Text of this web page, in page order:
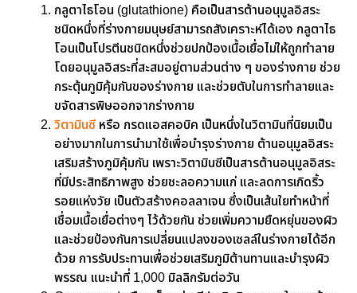
กลูตาไธโอน (glutathione) คือเป็นสารต้านอนุมูลอิสระ
ชนิดหนึ่งที่ร่างกายมนุษย์สามารถสังเคราะห์ได้เอง กลูตาไธ
โอนเป็นโปรตีนชนิดหนึ่งช่วยปกป้องเนื้อเยื่อไม่ให้ถูกทำลาย
โดยอนุมูลอิสระที่สะสมอยู่ตามส่วนต่าง ๆ ของร่างกาย ช่วย
กระตุ้นภูมิคุ้มกันของร่างกาย และช่วยตับในการทำลายและ
ขจัดสารพิษออกจากร่างกาย
วิตามินซี หรือ กรดแอสคอบิค เป็นหนึ่งในวิตามินที่นิยมเป็น
อย่างมากในการนำมาใช้เพื่อบำรุงร่างกาย ต้านอนุมูลอิสระ
เสริมสร้างภูมิคุ้มกัน เพราะวิตามินซีเป็นสารต้านอนุมูลอิสระ
ที่มีประสิทธิภาพสูง ช่วยชะลอความแก่ และลดการเกิดริ้ว
รอยแห่งวัย เป็นตัวสร้างคอลลาเจน ซึ่งเป็นเส้นใยทำหน้าที่
เชื่อมเนื้อเยื่อต่างๆ ไว้ด้วยกัน ช่วยเพิ่มความยืดหยุ่นของผิว
และช่วยป้องกันการเปลี่ยนแปลงของเซลล์ในร่างกายได้อีก
ด้วย การรับประทานเพื่อช่วยเสริมภูมิต้านทานและบำรุงผิว
พรรณ แนะนำที่ 1,000 มิลลิกรัมต่อวัน